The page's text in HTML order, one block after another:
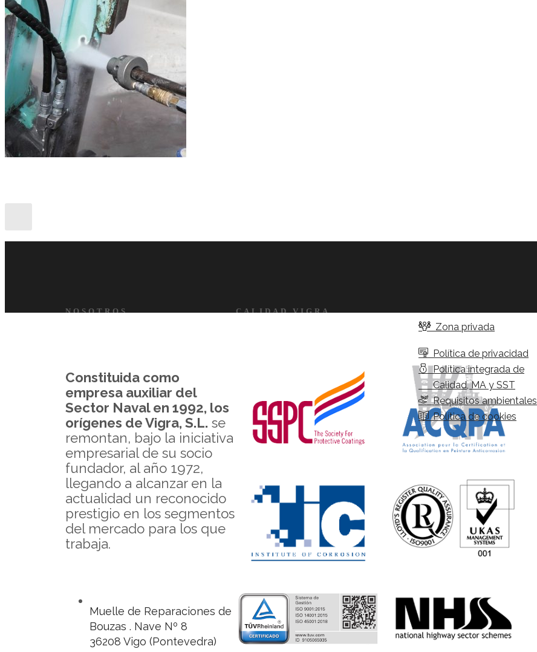
NOSOTROS
Constituida como
empresa auxiliar del
Sector Naval en 1992, los
orígenes deVigra, S.L. se
remontan, bajo la iniciativa
empresarial de su socio
fundador, al año 1972,
llegando a alcanzar en la
actualidad un reconocido
prestigio en los segmentos
del mercado para los que
trabaja.
Muelle de Reparaciones de
Bouzas . Nave Nº 8
36208 Vigo (Pontevedra)
CALIDAD VIGRA
Zona privada
Política de privacidad
Política integrada de
Calidad, MA y SST
Requisitos ambientales
Política de cookies